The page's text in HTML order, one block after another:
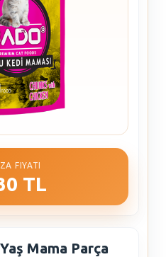
FIYATI
TL
Mama Parça